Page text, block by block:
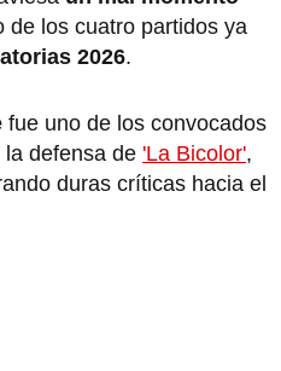
de los cuatro partidos ya
2026.
fue uno de los convocados
defensa de 'La Bicolor',
duras críticas hacia el